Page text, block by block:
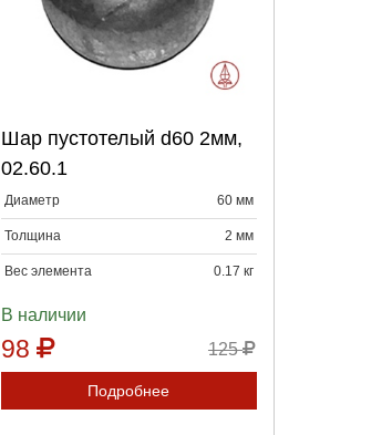
Шар пустотелый d60 2мм,
02.60.1
Диаметр 60 мм
Толщина 2 мм
Вес элемента 0.17 кг
В наличии
98 125
Подробнее
Выберите количество:
Продолжить